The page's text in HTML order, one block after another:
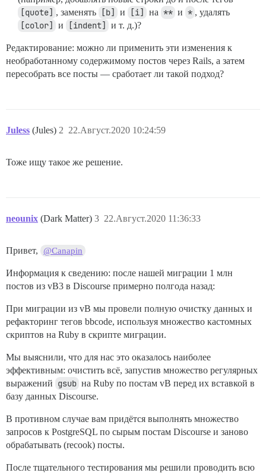
[quote] , заменять [b] и [i] на ** и * , удалять
[color] и [indent] и т. д.)?
Редактирование: можно ли применить эти изменения к
необработанному содержимому постов через Rails, а затем
пересобрать все посты — сработает ли такой подход?
Juless (Jules) 22.Август.2020 10:24:59
2
Тоже ищу такое же решение.
neounix (Dark Matter) 22.Август.2020 11:36:33
3
Привет, @Canapin
Информация к сведению: после нашей миграции 1 млн
постов из vB3 в Discourse примерно полгода назад:
При миграции из vB мы провели полную очистку данных и
рефакторинг тегов bbcode, используя множество кастомных
скриптов на Ruby в скрипте миграции.
Мы выяснили, что для нас это оказалось наиболее
эффективным: очистить всё, запустив множество регулярных
выражений gsub на Ruby по постам vB перед их вставкой в
базу данных Discourse.
В противном случае вам придётся выполнять множество
запросов к PostgreSQL по сырым постам Discourse и заново
обрабатывать (recook) посты.
После тщательного тестирования мы решили проводить всю